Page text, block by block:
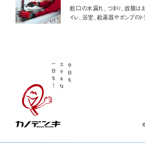
蛇口の水漏れ、つまり、故障はお
イレ、浴室、給湯器やポンプのト